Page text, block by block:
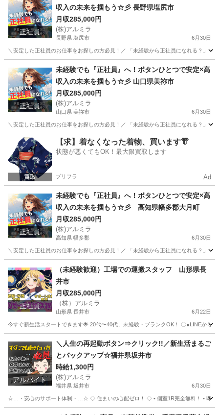
正社員
収入の未来を掴もう☆彡 長野県塩尻市
月収285,000円
(株)アルミラ
長野県 塩尻市 6月30日
＼安定した正社員のお仕事をお探しの方必見！／ 「未経験から正社員になれる？」
工場 未経験
正社員
未経験でも『正社員』へ！ボタンひとつで安定×高
収入の未来を掴もう☆彡 山口県美祢市
月収285,000円
(株)アルミラ
山口県 美祢市 6月30日
＼安定した正社員のお仕事をお探しの方必見！／ 「未経験から正社員になれる？」
山口 美祢市 工場 未経験
【求】着なくなった着物、買います👘
状態が悪くてもOK！最大限買取します
プリフラ Ad
正社員
未経験でも『正社員』へ！ボタンひとつで安定×高
収入の未来を掴もう☆彡 高知県幡多郡大月町
月収285,000円
(株)アルミラ
高知県 幡多郡 6月30日
＼安定した正社員のお仕事をお探しの方必見！／ 「未経験から正社員になれる？」
工場 未経験
正社員
（未経験歓迎）工場での運搬スタッフ 山形県長
井市
月収285,000円
（株）アルミラ
山形県 長井市 6月22日
今すぐ新生活スタートできます🌟 20代〜40代、未経験・ブランクOK！ 〇●LINEから
工場 未経験
アルバイト
＼人生の再起動ボタン⇒クリック!!／新生活まるご
とバックアップ☆福井県坂井市
時給1,300円
(株)アルミラ
福井県 坂井市 6月30日
☆…・安心のサポート体制・…☆ ◇ 住まいの心配ゼロ！ ◇ • 個室1R完全無料！ • 即日
工場 完全無料